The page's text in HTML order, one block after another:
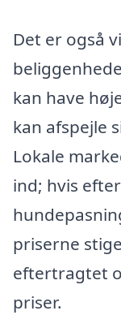
Det er også
kan have
kan afspejle
Lokale
ind; hvis
priserne
eftertragtet
priser.